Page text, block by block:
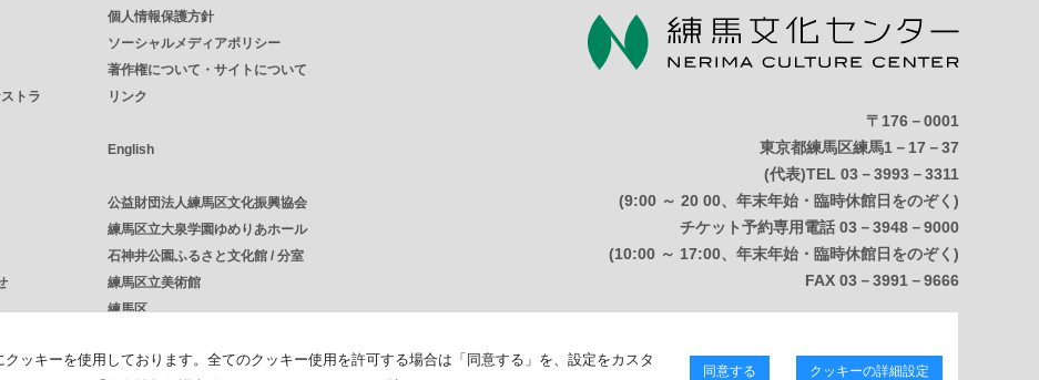
トラ
個人情報保護方針
ソーシャルメディアポリシー
著作権について・サイトについて
リンク
English
公益財団法人練馬区文化振興協会
練馬区立大泉学園ゆめりあホール
石神井公園ふるさと文化館 / 分室
練馬区立美術館
練馬区
〒176－0001
東京都練馬区練馬1－17－37
(代表)TEL 03－3993－3311
(9:00 ～ 20 00、年末年始・臨時休館日をのぞく)
チケット予約専用電話 03－3948－9000
(10:00 ～ 17:00、年末年始・臨時休館日をのぞく)
FAX 03－3991－9666
ッキーを使用しております。全てのクッキー使用を許可する場合は「同意する」を、設定をカスタ
同意する クッキーの詳細設定